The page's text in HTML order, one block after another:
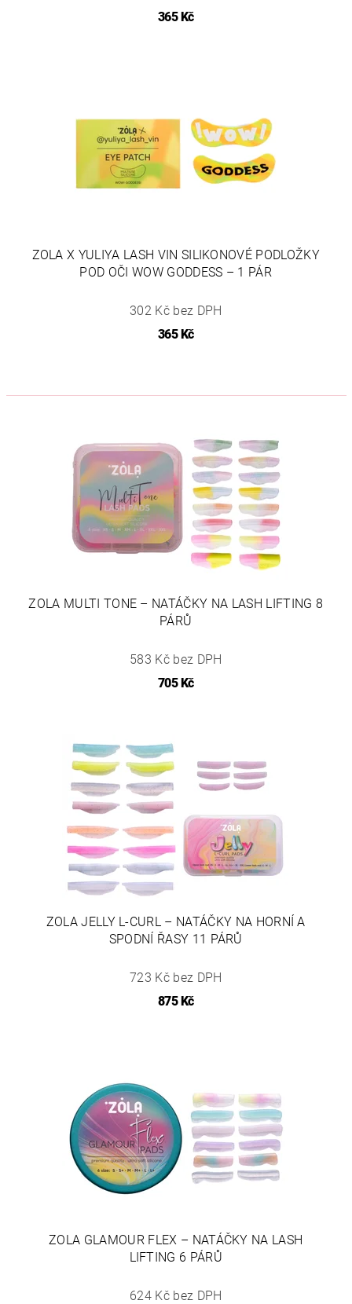
365 Kč
ZOLA X YULIYA LASH VIN SILIKONOVÉ PODLOŽKY
POD OČI WOW GODDESS – 1 PÁR
302 Kč bez DPH
365 Kč
ZOLA MULTI TONE – NATÁČKY NA LASH LIFTING 8
PÁRŮ
583 Kč bez DPH
705 Kč
ZOLA JELLY L-CURL – NATÁČKY NA HORNÍ A
SPODNÍ ŘASY 11 PÁRŮ
723 Kč bez DPH
875 Kč
ZOLA GLAMOUR FLEX – NATÁČKY NA LASH
LIFTING 6 PÁRŮ
624 Kč bez DPH